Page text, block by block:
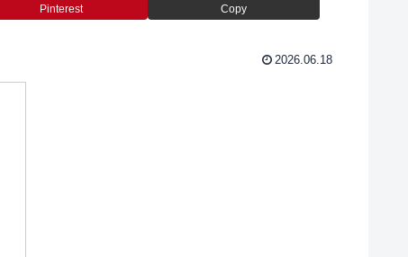
Pinterest Copy
2026.06.18